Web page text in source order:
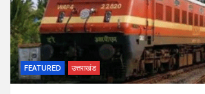
FEATURED उत्तराखंड